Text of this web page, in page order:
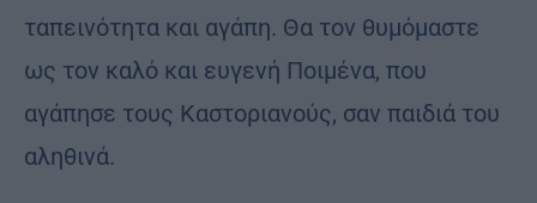
ταπεινότητα και αγάπη. Θα τον θυμόμαστε
ως τον καλό και ευγενή Ποιμένα, που
αγάπησε τους Καστοριανούς, σαν παιδιά του
αληθινά.